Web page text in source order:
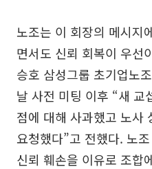
노조는 이 회장의 메시지
면서도 신뢰 회복이 우선
승호 삼성그룹 초기업노
날 사전 미팅 이후 “새 교
점에 대해 사과했고 노사
요청했다”고 전했다. 노
신뢰 훼손을 이유로 조합